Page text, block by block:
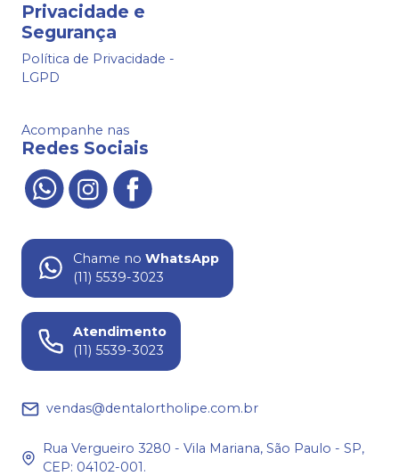
Privacidade e
Segurança
Política de Privacidade -
LGPD
Acompanhe nas
Redes Sociais
Chame no WhatsApp
(11) 5539-3023
Atendimento
(11) 5539-3023
vendas@dentalortholipe.com.br
Rua Vergueiro 3280 - Vila Mariana, São Paulo - SP,
CEP: 04102-001.